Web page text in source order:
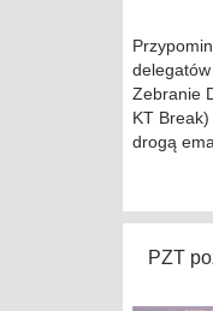
Zebranie
KT Break)
drogą
PZT